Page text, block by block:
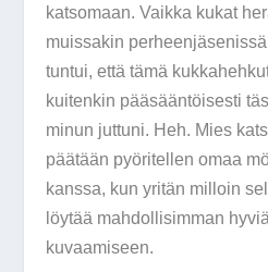
katsomaan. Vaikka kukat
muissakin
tuntui, että tämä
kuitenkin pääsääntöisesti
minun juttuni. Heh. Mies
päätään pyöritellen omaa
kanssa, kun yritän milloin
löytää mahdollisimman
kuvaamiseen.